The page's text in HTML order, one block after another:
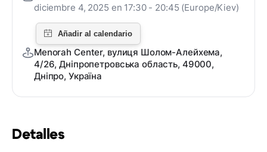
Detalles
diciembre 4, 2025 en 17:30 - 20:45 (Europe/Kiev)
Menorah Center, вулиця Шолом-Алейхема,
4/26, Дніпропетровська область, 49000,
Дніпро, Україна